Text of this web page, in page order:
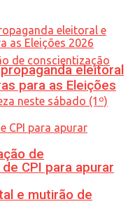
de
e mutirão de
eleitoral
para as Eleições
CPI para apurar